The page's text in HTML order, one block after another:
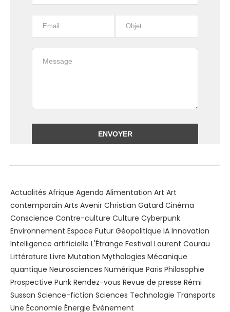
Actualités Afrique Agenda Alimentation Art Art
contemporain Arts Avenir Christian Gatard Cinéma
Conscience Contre-culture Culture Cyberpunk
Environnement Espace Futur Géopolitique IA Innovation
Intelligence artificielle L'Étrange Festival Laurent Courau
Littérature Livre Mutation Mythologies Mécanique
quantique Neurosciences Numérique Paris Philosophie
Prospective Punk Rendez-vous Revue de presse Rémi
Sussan Science-fiction Sciences Technologie Transports
Une Économie Énergie Évènement